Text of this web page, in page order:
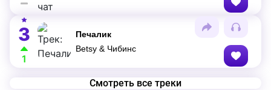
3
1
Печалик
Betsy & Чибинс
Смотреть все треки